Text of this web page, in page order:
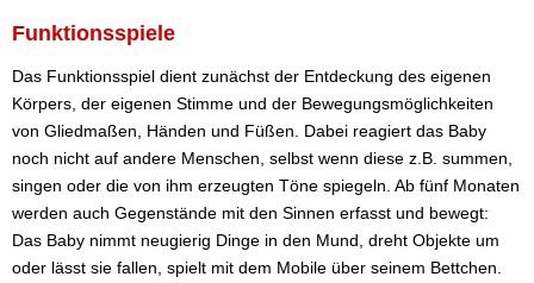
Funktionsspiele
Das Funktionsspiel dient zunächst der Entdeckung des eigenen
Körpers, der eigenen Stimme und der Bewegungsmöglichkeiten
von Gliedmaßen, Händen und Füßen. Dabei reagiert das Baby
noch nicht auf andere Menschen, selbst wenn diese z.B. summen,
singen oder die von ihm erzeugten Töne spiegeln. Ab fünf Monaten
werden auch Gegenstände mit den Sinnen erfasst und bewegt:
Das Baby nimmt neugierig Dinge in den Mund, dreht Objekte um
oder lässt sie fallen, spielt mit dem Mobile über seinem Bettchen.